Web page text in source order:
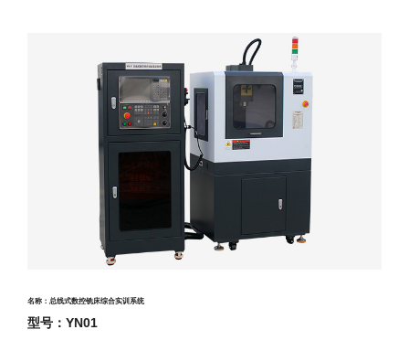
名称：总线式数控铣床综合实训系统
型号：YN01